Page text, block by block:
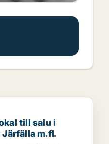
till salu i Österåker,
till salu i
Järfälla m.fl.